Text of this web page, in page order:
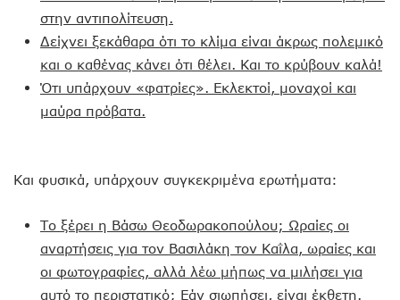
στην αντιπολίτευση.
Δείχνει ξεκάθαρα ότι το κλίμα είναι άκρως πολεμικό
και ο καθένας κάνει ότι θέλει. Και το κρύβουν καλά!
Ότι υπάρχουν «φατρίες». Εκλεκτοί, μοναχοί και
μαύρα πρόβατα.
Και φυσικά, υπάρχουν συγκεκριμένα ερωτήματα:
Το ξέρει η Βάσω Θεοδωρακοπούλου; Ωραίες οι
αναρτήσεις για τον Βασιλάκη τον Καΐλα, ωραίες και
οι φωτογραφίες, αλλά λέω μήπως να μιλήσει για
αυτό το περιστατικό; Εάν σιωπήσει, είναι έκθετη.